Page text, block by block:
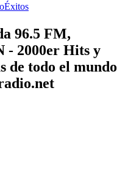
Éxitos
96.5 FM,
- 2000er Hits y
de todo el mundo